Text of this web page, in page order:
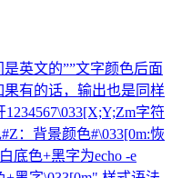
英文的””文字颜色后面
有的话，输出也是同样
字符
：背景颜色#\033[0m:恢
底色+黑字为echo -e